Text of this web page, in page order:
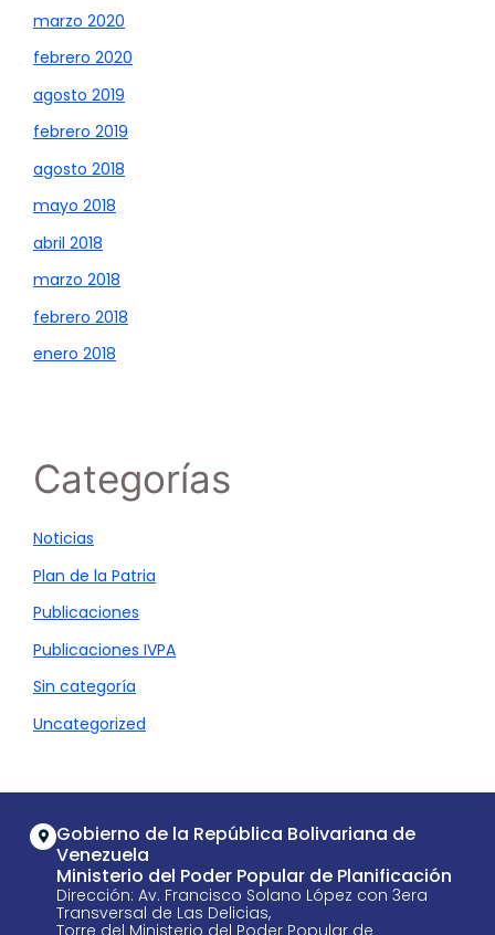
marzo 2020
febrero 2020
agosto 2019
febrero 2019
agosto 2018
mayo 2018
abril 2018
marzo 2018
febrero 2018
enero 2018
Categorías
Noticias
Plan de la Patria
Publicaciones
Publicaciones IVPA
Sin categoría
Uncategorized
Gobierno de la República Bolivariana de
Venezuela
Ministerio del Poder Popular de Planificación
Dirección: Av. Francisco Solano López con 3era
Transversal de Las Delicias,
Torre del Ministerio del Poder Popular de